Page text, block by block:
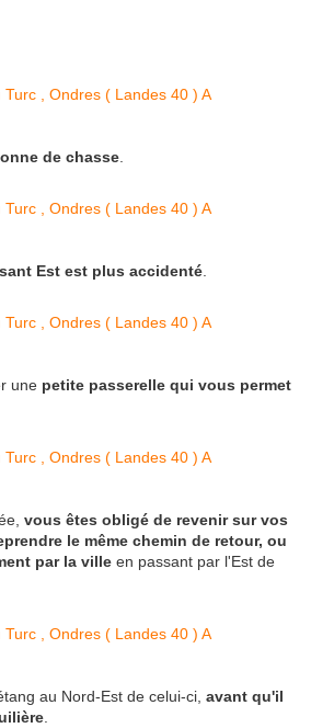
de chasse
Est est plus accidenté
une petite passerelle qui vous permet
vous êtes obligé de revenir sur vos
le même chemin de retour, ou
par la ville en passant par l'Est de
au Nord-Est de celui-ci, avant qu'il